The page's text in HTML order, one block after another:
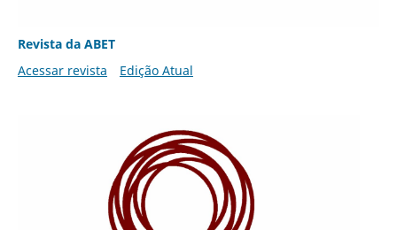
Revista da ABET
Acessar revista
Edição Atual